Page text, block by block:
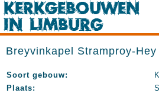
Breyvinkapel Stramproy-Hey
Soort gebouw:
Plaats: